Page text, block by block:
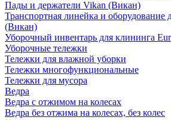
Пады и держатели Vikan (Викан)
Транспортная линейка и оборудование
(Викан)
Уборочный инвентарь для клининга
Уборочные тележки
Тележки для влажной уборки
Тележки многофункциональные
Тележки для мусора
Ведра
Ведра с отжимом на колесах
Ведра без отжима на колесах, без колес